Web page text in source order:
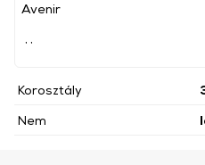
Avenir
Korosztály
Nem